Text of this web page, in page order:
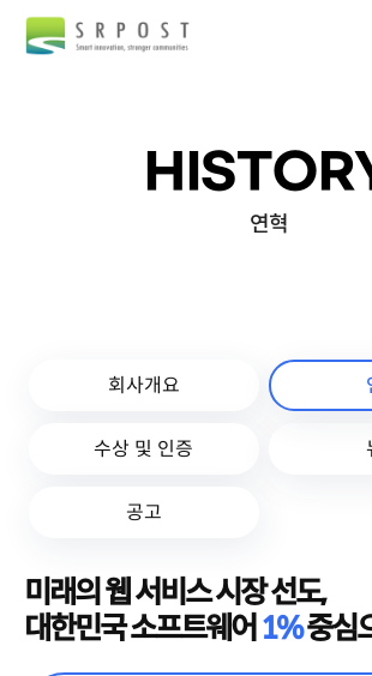
연혁
회사개요
수상 및 인증
공고
미래의 웹 서비스 시장 선도,
대한민국 소프트웨어 1%중심